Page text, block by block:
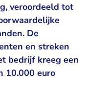
veroordeeld tot
De
en streken
bedrijf kreeg een
10.000 euro